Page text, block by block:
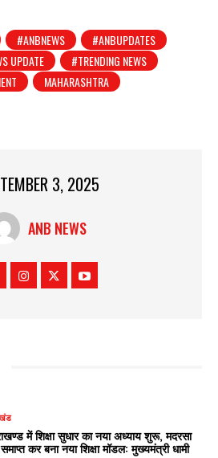
#ANBNEWS
#ANBUPDATES
UPDATE
#TRENDING NEWS
MAHARASHTRA
3, 2025
ANB NEWS
में शिक्षा सुधार का नया अध्याय शुरू, मदरसा
समाप्त कर बना नया शिक्षा मॉडल: मुख्यमंत्री धामी